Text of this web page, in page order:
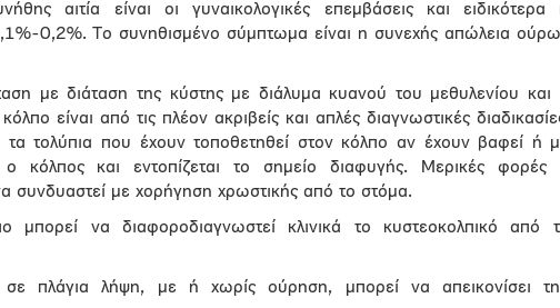
αιτία είναι οι γυναικολογικές επεμβάσεις και ειδικότερα
0,2%. Το συνηθισμένο σύμπτωμα είναι η συνεχής απώλεια
με διάταση της κύστης με διάλυμα κυανού του μεθυλενίου και
είναι από τις πλέον ακριβείς και απλές διαγνωστικές
τα τολύπια που έχουν τοποθετηθεί στον κόλπο αν έχουν βαφεί ή
ο κόλπος και εντοπίζεται το σημείο διαφυγής. Μερικές φορές
συνδυαστεί με χορήγηση χρωστικής από το στόμα.
να διαφοροδιαγνωστεί κλινικά το κυστεοκολπικό από
σε πλάγια λήψη, με ή χωρίς ούρηση, μπορεί να απεικονίσει